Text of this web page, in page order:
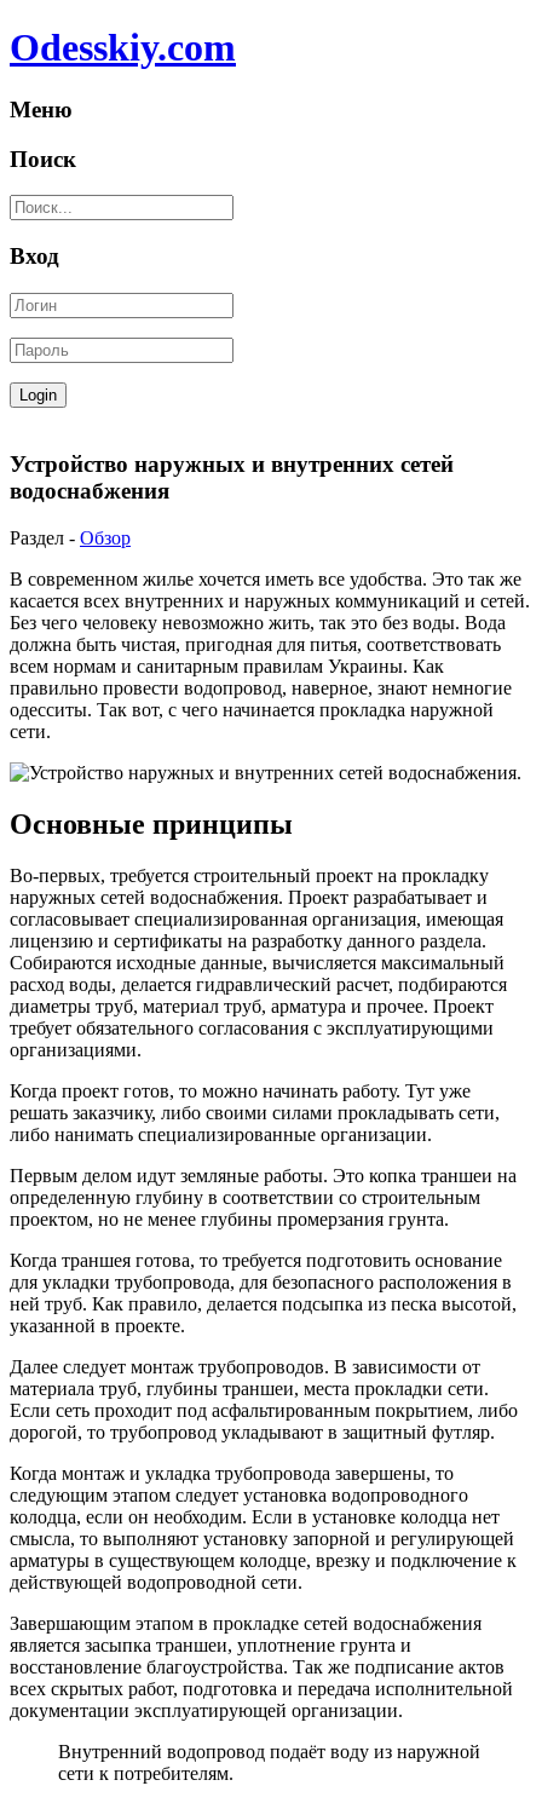
Odesskiy.com
Меню
Поиск
Вход
Устройство наружных и внутренних сетей
водоснабжения
Раздел - Обзор
В современном жилье хочется иметь все удобства. Это так же
касается всех внутренних и наружных коммуникаций и сетей.
Без чего человеку невозможно жить, так это без воды. Вода
должна быть чистая, пригодная для питья, соответствовать
всем нормам и санитарным правилам Украины. Как
правильно провести водопровод, наверное, знают немногие
одесситы. Так вот, с чего начинается прокладка наружной
сети.
Основные принципы
Во-первых, требуется строительный проект на прокладку
наружных сетей водоснабжения. Проект разрабатывает и
согласовывает специализированная организация, имеющая
лицензию и сертификаты на разработку данного раздела.
Собираются исходные данные, вычисляется максимальный
расход воды, делается гидравлический расчет, подбираются
диаметры труб, материал труб, арматура и прочее. Проект
требует обязательного согласования с эксплуатирующими
организациями.
Когда проект готов, то можно начинать работу. Тут уже
решать заказчику, либо своими силами прокладывать сети,
либо нанимать специализированные организации.
Первым делом идут земляные работы. Это копка траншеи на
определенную глубину в соответствии со строительным
проектом, но не менее глубины промерзания грунта.
Когда траншея готова, то требуется подготовить основание
для укладки трубопровода, для безопасного расположения в
ней труб. Как правило, делается подсыпка из песка высотой,
указанной в проекте.
Далее следует монтаж трубопроводов. В зависимости от
материала труб, глубины траншеи, места прокладки сети.
Если сеть проходит под асфальтированным покрытием, либо
дорогой, то трубопровод укладывают в защитный футляр.
Когда монтаж и укладка трубопровода завершены, то
следующим этапом следует установка водопроводного
колодца, если он необходим. Если в установке колодца нет
смысла, то выполняют установку запорной и регулирующей
арматуры в существующем колодце, врезку и подключение к
действующей водопроводной сети.
Завершающим этапом в прокладке сетей водоснабжения
является засыпка траншеи, уплотнение грунта и
восстановление благоустройства. Так же подписание актов
всех скрытых работ, подготовка и передача исполнительной
документации эксплуатирующей организации.
Внутренний водопровод подаёт воду из наружной
сети к потребителям.